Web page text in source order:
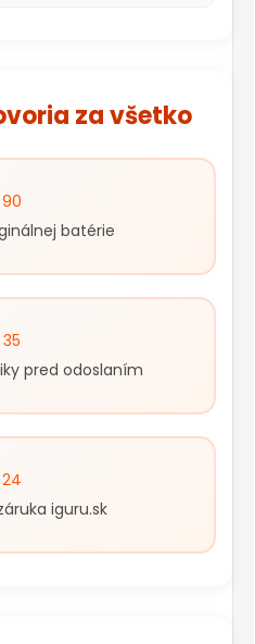
za všetko
90
batérie
35
pred odoslaním
24
iguru.sk